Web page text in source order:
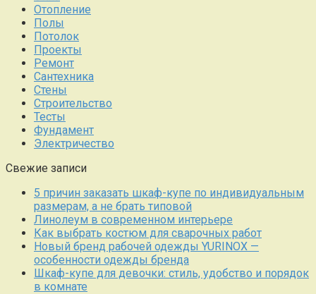
Отопление
Полы
Потолок
Проекты
Ремонт
Сантехника
Стены
Строительство
Тесты
Фундамент
Электричество
Свежие записи
5 причин заказать шкаф-купе по индивидуальным
размерам, а не брать типовой
Линолеум в современном интерьере
Как выбрать костюм для сварочных работ
Новый бренд рабочей одежды YURINOX —
особенности одежды бренда
Шкаф-купе для девочки: стиль, удобство и порядок
в комнате